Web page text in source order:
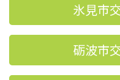
氷見市
砺波市